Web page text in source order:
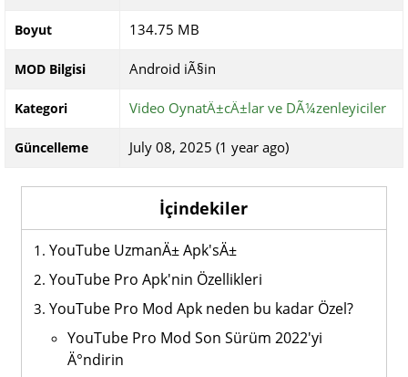
Boyut 134.75 MB
MOD Bilgisi Android iÃ§in
Kategori Video OynatÄ±cÄ±lar ve DÃ¼zenleyiciler
Güncelleme July 08, 2025 (1 year ago)
İçindekiler
YouTube UzmanÄ± Apk'sÄ±
YouTube Pro Apk'nin Özellikleri
YouTube Pro Mod Apk neden bu kadar Özel?
YouTube Pro Mod Son Sürüm 2022'yi
Ä°ndirin